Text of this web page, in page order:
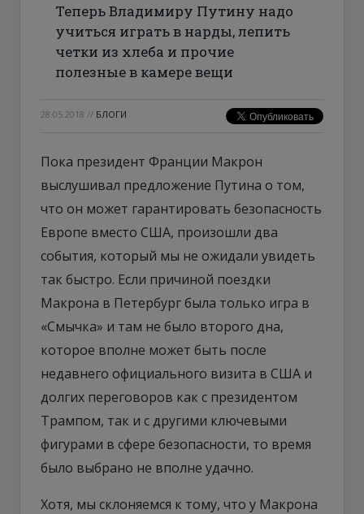
Теперь Владимиру Путину надо
учиться играть в нарды, лепить
четки из хлеба и прочие
полезные в камере вещи
28.05.2018 // БЛОГИ
Пока президент Франции Макрон
выслушивал предложение Путина о том,
что он может гарантировать безопасность
Европе вместо США, произошли два
события, который мы не ожидали увидеть
так быстро. Если причиной поездки
Макрона в Петербург была только игра в
«Смычка» и там не было второго дна,
которое вполне может быть после
недавнего официального визита в США и
долгих переговоров как с президентом
Трампом, так и с другими ключевыми
фигурами в сфере безопасности, то время
было выбрано не вполне удачно.
Хотя, мы склоняемся к тому, что у Макрона